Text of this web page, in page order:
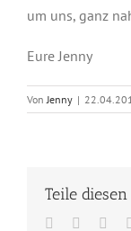
um uns, ganz
Eure Jenny
VonJenny |
Teile
Facebook
Twitter